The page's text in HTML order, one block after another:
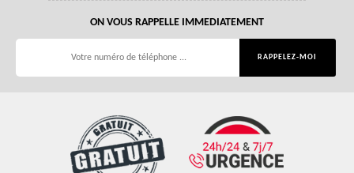
ON VOUS RAPPELLE IMMEDIATEMENT